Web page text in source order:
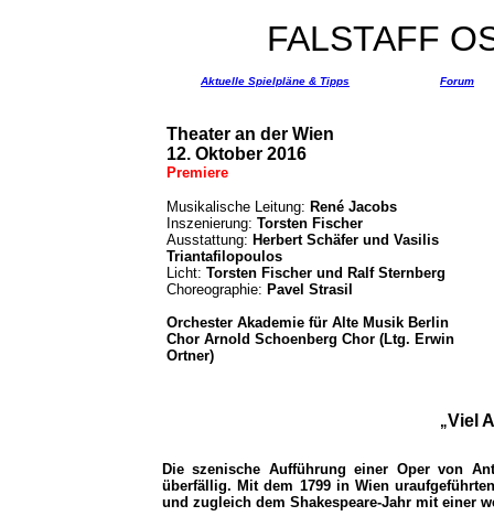
FALSTAFF
Aktuelle Spielpläne & Tipps Forum
Theater an der Wien
12. Oktober 2016
Premiere
Musikalische Leitung: René Jacobs
Inszenierung: Torsten Fischer
Ausstattung: Herbert Schäfer und Vasilis
Triantafilopoulos
Licht: Torsten Fischer und Ralf Sternberg
Choreographie: Pavel Strasil
Orchester Akademie für Alte Musik Berlin
Chor Arnold Schoenberg Chor (Ltg. Erwin
Ortner)
„Viel
Die szenische Aufführung einer Oper von
überfällig. Mit dem 1799 in Wien
und zugleich dem Shakespeare-Jahr mit einer